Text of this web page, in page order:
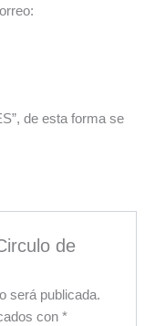
de esta forma se
de
será publicada.
con*